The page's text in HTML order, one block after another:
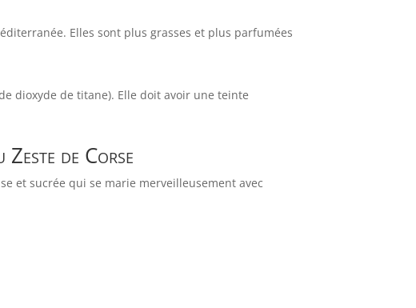
Elles sont plus grasses et plus parfumées
dioxyde de titane). Elle doit avoir une teinte
Zeste de Corse
et sucrée qui se marie merveilleusement avec